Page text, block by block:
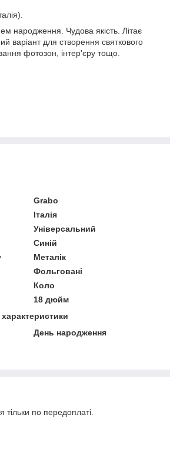
народження. Чудова якість. Літає
варіант для створення святкового
фотозон, інтер'єру тощо.
Grabo
Італія
Універсальний
Синій
Металік
Фольговані
Коло
18 дюйм
День народження
тільки по передоплаті.